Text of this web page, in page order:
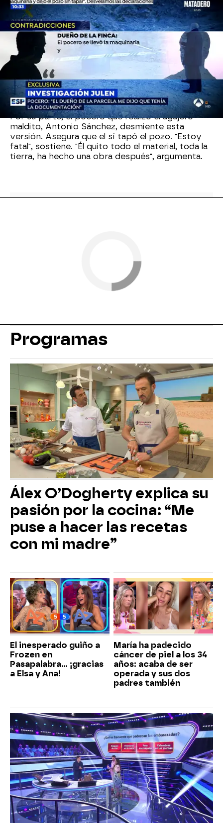
El letrado asume que el niño se escurrió entre los
bloques. "Hay posibilidad deque estuvieran
desequilibrados y se balancearan hacia un
lado
", señala. Considera que lo que ocurrió aquella
mañana del 13 de enero en Totalán "fue un
accidente". "Al año hay unos800 accidentes con
niños en España que no se pueden prever. El
niño que corre a la carretera, el que está en casa
e ingiere un líquido tóxico... los niños son muy
peligrosos a ciertas edades", sostiene.
Por su parte, el pocero que realizó el agujero
maldito, Antonio Sánchez, desmiente esta
versión. Asegura que el sí tapó el pozo. "Estoy
fatal", sostiene. "Él quito todo el material, toda la
tierra, ha hecho una obra después", argumenta.
Programas
Álex O’Dogherty explica su
pasión por la cocina: “Me
puse a hacer las recetas
con mi madre”
El inesperado guiño a
Frozen en
Pasapalabra… ¡gracias
a Elsa y Ana!
María ha padecido
cáncer de piel a los 34
años: acaba de ser
operada y sus dos
padres también